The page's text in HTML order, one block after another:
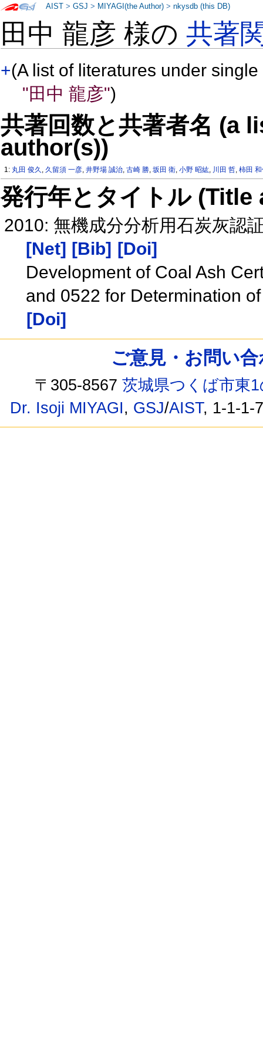
田中 龍彦 様の共著
+(A list of literatures under
"田中 龍彦")
共著回数と共著者名 (a
author(s))
1: 丸田 俊久 , 久留須 一彦,井野場 誠治,古崎 勝,坂田 衛,小野 昭紘, 川田 哲,柿田
発行年とタイトル
2010: 無機成分分析用石炭灰認
[Net] [Bib] [Doi]
Development of Coal Ash
and 0522 for Determination
[Doi]
AIST >GSJ > MIYAGI(the Author) >nkysdb (this DB)
ご意見・お問い
〒305-8567茨城県つくば市東
Dr. Isoji MIYAGI, GSJ/AIST, 1-1-1-